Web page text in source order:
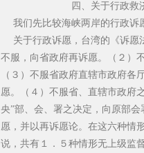
四、关于行政救济之
我们先比较海峡两岸的行政诉
关于行政诉愿，台湾的《诉愿
不服，向省政府再诉愿。（２）
（３）不服省政府直辖市政府各
愿。（４）不服省、直辖市政府
央”部、会、署之决定，向原部
愿，并以再诉愿论。在这六种情
说，共有１．５种情形无上级监